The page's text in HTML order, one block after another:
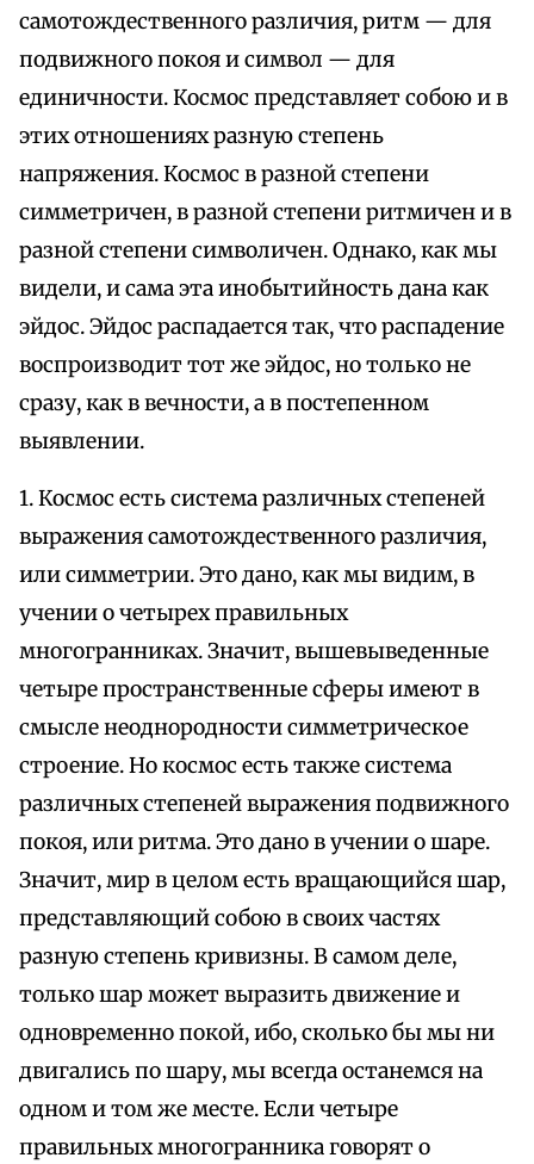
самотождественного различия, ритм — для
подвижного покоя и символ — для
единичности. Космос представляет собою и в
этих отношениях разную степень
напряжения. Космос в разной степени
симметричен, в разной степени ритмичен и в
разной степени символичен. Однако, как мы
видели, и сама эта инобытийность дана как
эйдос. Эйдос распадается так, что распадение
воспроизводит тот же эйдос, но только не
сразу, как в вечности, а в постепенном
выявлении.
1. Космос есть система различных степеней
выражения самотождественного различия,
или симметрии. Это дано, как мы видим, в
учении о четырех правильных
многогранниках. Значит, вышевыведенные
четыре пространственные сферы имеют в
смысле неоднородности симметрическое
строение. Но космос есть также система
различных степеней выражения подвижного
покоя, или ритма. Это дано в учении о шаре.
Значит, мир в целом есть вращающийся шар,
представляющий собою в своих частях
разную степень кривизны. В самом деле,
только шар может выразить движение и
одновременно покой, ибо, сколько бы мы ни
двигались по шару, мы всегда останемся на
одном и том же месте. Если четыре
правильных многогранника говорят о